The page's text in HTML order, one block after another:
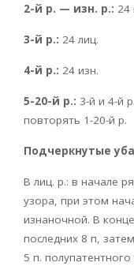
2-й р. — изн. р.: 24
3-й р.: 24 лиц.
4-й р.: 24 изн.
5-20-й р.: 3-й и 4-й
повторять 1-20-й р.
Подчеркнутые
В лиц. р.: в начале
узора, при этом
изнаночной. В
последних 8 п,
5 п.